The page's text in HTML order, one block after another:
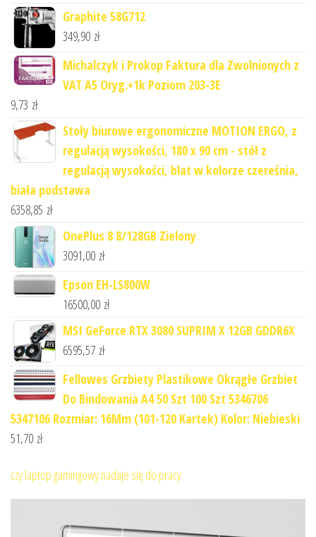
Graphite 58G712
349,90 zł
Michalczyk i Prokop Faktura dla Zwolnionych z
VAT A5 Oryg.+1k Poziom 203-3E
9,73 zł
Stoły biurowe ergonomiczne MOTION ERGO, z
regulacją wysokości, 180 x 90 cm - stół z
regulacją wysokości, blat w kolorze czereśnia,
biała podstawa
6358,85 zł
OnePlus 8 8/128GB Zielony
3091,00 zł
Epson EH-LS800W
16500,00 zł
MSI GeForce RTX 3080 SUPRIM X 12GB GDDR6X
6595,57 zł
Fellowes Grzbiety Plastikowe Okrągłe Grzbiet
Do Bindowania A4 50 Szt 100 Szt 5346706
5347106 Rozmiar: 16Mm (101-120 Kartek) Kolor: Niebieski
51,70 zł
czy laptop gamingowy nadaje się do pracy